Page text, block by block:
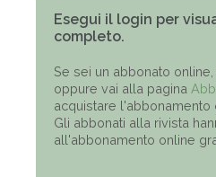
Esegui il login per
completo.
Se sei un abbonato
oppure vai alla pagina
acquistare l'abbonamento
Gli abbonati alla rivista
all'abbonamento online